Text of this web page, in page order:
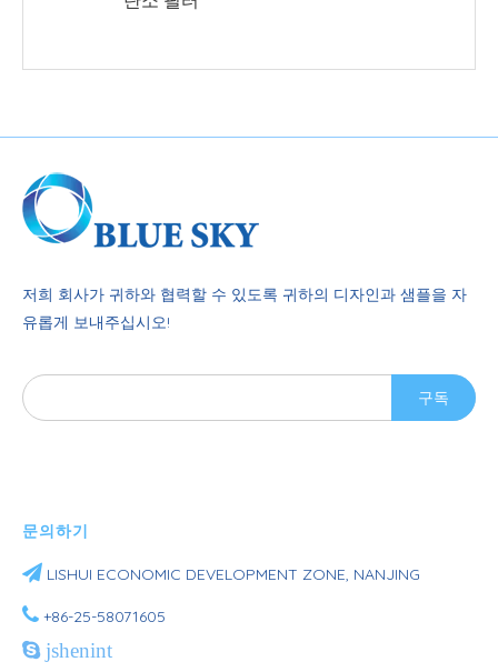
저희 회사가 귀하와 협력할 수 있도록 귀하의 디자인과 샘플을 자
유롭게 보내주십시오!
구독
문의하기
 LISHUI ​​ECONOMIC DEVELOPMENT ZONE, NANJING
 +86-25-58071605
jshenint